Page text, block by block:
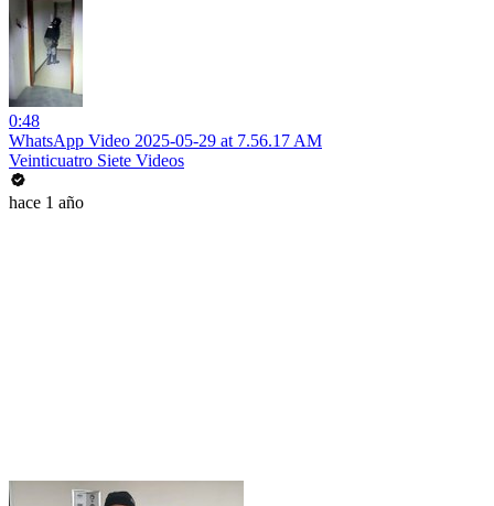
0:48
WhatsApp Video 2025-05-29 at 7.56.17 AM
Veinticuatro Siete Videos
hace 1 año